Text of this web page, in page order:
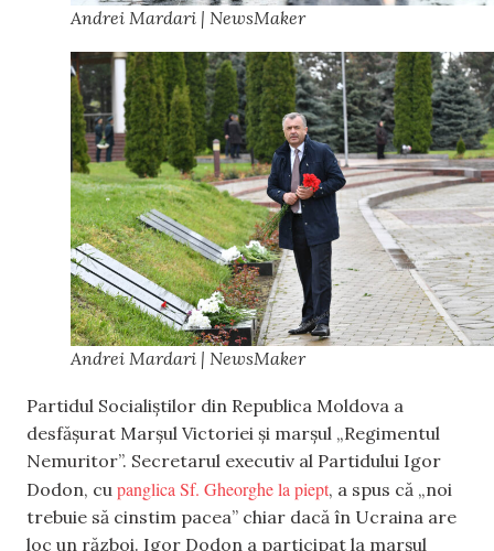
Andrei Mardari | NewsMaker
Andrei Mardari | NewsMaker
Partidul Socialiștilor din Republica Moldova a
desfășurat Marșul Victoriei și marșul „Regimentul
Nemuritor”. Secretarul executiv al Partidului Igor
Dodon, cu panglica Sf. Gheorghe la piept, a spus că „noi
trebuie să cinstim pacea” chiar dacă în Ucraina are
loc un război. Igor Dodon a participat la marșul